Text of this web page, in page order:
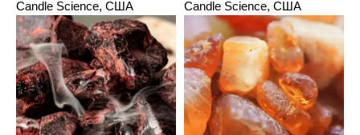
Candle Science, США Candle Science, США